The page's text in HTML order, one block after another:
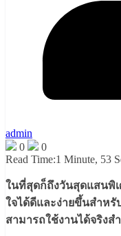
admin
0
0
Read Time:1 Minute, 53
ในที่สุดก็ถึงวันสุดแสนพิ
ใจได้ดีและง่ายขึ้นสำห
สามารถใช้งานได้จริง